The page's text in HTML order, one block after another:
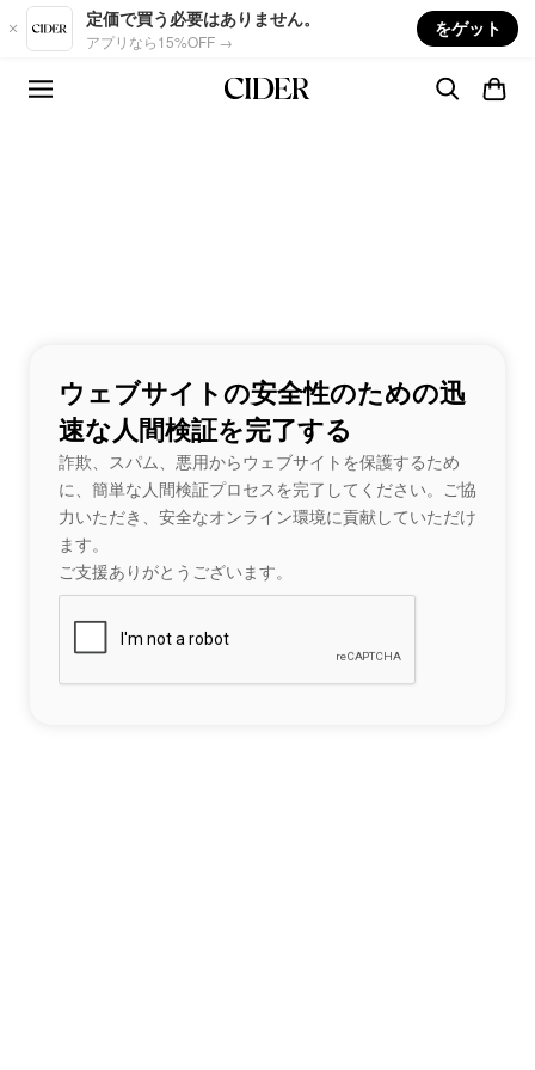
Skip to main content
定価で買う必要はありません。
アプリなら15%OFF →
をゲット
ウェブサイトの安全性のための迅
速な人間検証を完了する
詐欺、スパム、悪用からウェブサイトを保護するため
に、簡単な人間検証プロセスを完了してください。ご協
力いただき、安全なオンライン環境に貢献していただけ
ます。
ご支援ありがとうございます。